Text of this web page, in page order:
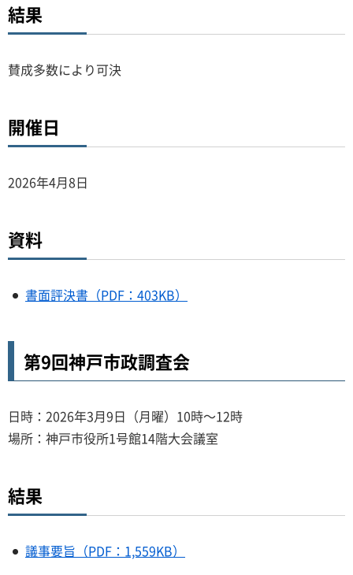
結果
賛成多数により可決
開催日
2026年4月8日
資料
書面評決書（PDF：403KB）
第9回神戸市政調査会
日時：2026年3月9日（月曜）10時～12時
場所：神戸市役所1号館14階大会議室
結果
議事要旨（PDF：1,559KB）